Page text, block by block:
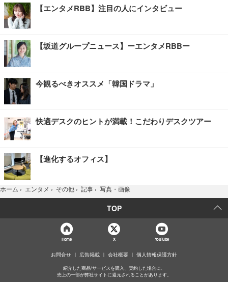
【エンタメRBB】注目の人にインタビュー
【坂道グループニュース】ーエンタメRBBー
今観るべきオススメ「韓国ドラマ」
快適デスクのヒントが満載！こだわりデスクツアー
【進化するオフィス】
ホーム › エンタメ › その他 › 記事 › 写真・画像
TOP
Home X YouTube
お問合せ 広告掲載 会社概要 個人情報保護方針
紹介した商品/サービスを購入、契約した場合に、
売上の一部が弊社サイトに還元されることがあります。